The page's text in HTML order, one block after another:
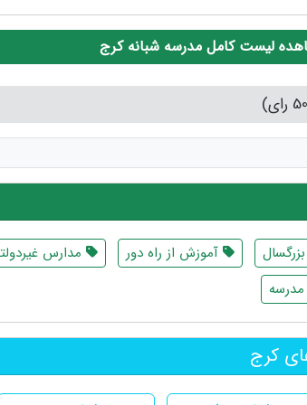
لیست کامل مدرسه شبانه کرج
آموزش از راه دور
مدارس
کرج